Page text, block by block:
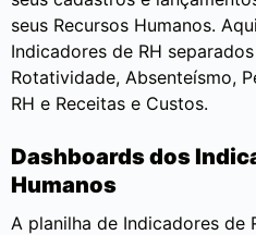
seus Recursos Humanos.
Indicadores de RH
Rotatividade, Absenteísmo,
RH e Receitas e Custos.
Dashboards dos
Humanos
A planilha de Indicadores de